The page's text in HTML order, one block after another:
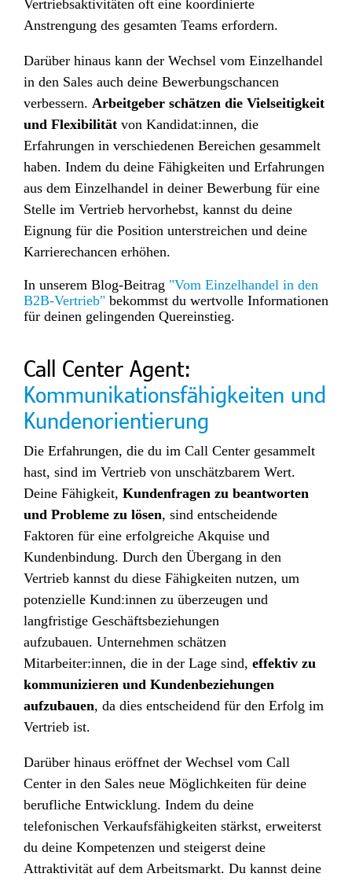
Vertriebsaktivitäten oft eine koordinierte
Anstrengung des gesamten Teams erfordern.
Darüber hinaus kann der Wechsel vom Einzelhandel
in den Sales auch deine Bewerbungschancen
verbessern. Arbeitgeber schätzen die Vielseitigkeit
und Flexibilität von Kandidat:innen, die
Erfahrungen in verschiedenen Bereichen gesammelt
haben. Indem du deine Fähigkeiten und Erfahrungen
aus dem Einzelhandel in deiner Bewerbung für eine
Stelle im Vertrieb hervorhebst, kannst du deine
Eignung für die Position unterstreichen und deine
Karrierechancen erhöhen.
In unserem Blog-Beitrag "Vom Einzelhandel in den
B2B-Vertrieb" bekommst du wertvolle Informationen
für deinen gelingenden Quereinstieg.
Call Center Agent:
Kommunikationsfähigkeiten und
Kundenorientierung
Die Erfahrungen, die du im Call Center gesammelt
hast, sind im Vertrieb von unschätzbarem Wert.
Deine Fähigkeit, Kundenfragen zu beantworten
und Probleme zu lösen, sind entscheidende
Faktoren für eine erfolgreiche Akquise und
Kundenbindung. Durch den Übergang in den
Vertrieb kannst du diese Fähigkeiten nutzen, um
potenzielle Kund:innen zu überzeugen und
langfristige Geschäftsbeziehungen
aufzubauen. Unternehmen schätzen
Mitarbeiter:innen, die in der Lage sind, effektiv zu
kommunizieren und Kundenbeziehungen
aufzubauen, da dies entscheidend für den Erfolg im
Vertrieb ist.
Darüber hinaus eröffnet der Wechsel vom Call
Center in den Sales neue Möglichkeiten für deine
berufliche Entwicklung. Indem du deine
telefonischen Verkaufsfähigkeiten stärkst, erweiterst
du deine Kompetenzen und steigerst deine
Attraktivität auf dem Arbeitsmarkt. Du kannst deine